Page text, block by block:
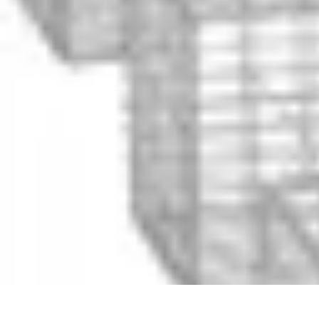
Fai da Te Creativo
Rinnovamento Spazi
DecorazioniRinnovamento
Fai da Te Creativo